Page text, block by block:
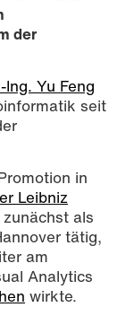
CC BY-SA 4.0
der
Ing. Yu Feng
seit
in
Leibniz
als
tätig,
am
Analytics
wirkte.